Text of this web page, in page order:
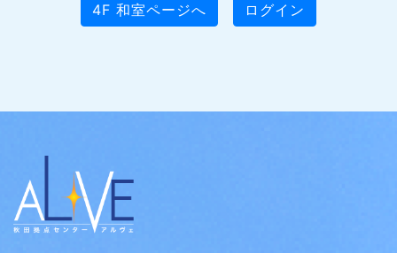
4F 和室ページへ ログイン